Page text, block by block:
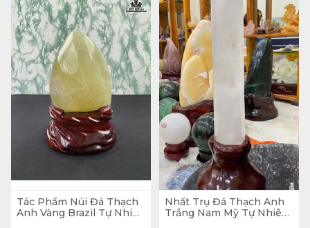
Tác Phẩm Núi Đá Thạch
Anh Vàng Brazil Tự Nhiên
Nhất Trụ Đá Thạch Anh
Trắng Nam Mỹ Tự Nhiên